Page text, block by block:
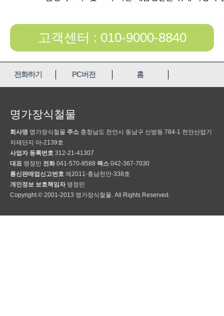
고객센터 : 010-9000-8840
전화하기 PC버전 홈
명가장식철물
회사명 명가장식철물 주소 충청남도 천안시 동남구 신방동 784-1 천안산업기
자재단지 아-2139호
사업자 등록번호 312-21-41307
대표 명정민 전화 041-570-8588 팩스 042-367-7030
통신판매업신고번호 제2011-충남천안-338호
개인정보 보호책임자 명정민
Copyright © 2001-2013 명가장식철물. All Rights Reserved.